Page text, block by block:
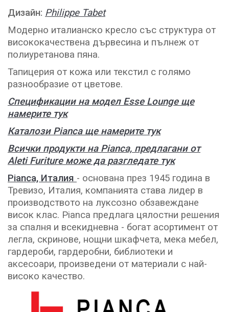
Дизайн: Philippe Tabet
Модерно италианско кресло със структура от
висококачествена дървесина и пълнеж от
полиуретанова пяна.
Тапицерия от кожа или текстил с голямо
разнообразие от цветове.
Спецификации на модел Esse Lounge ще
намерите тук
Каталози Pianca ще намерите тук
Всички продукти на Pianca, предлагани от
Aleti Furiture може да разгледате тук
Pianca, Италия - основана през 1945 година в
Тревизо, Италия, компанията става лидер в
производството на луксозно обзавеждане
висок клас. Pianca предлага цялостни решения
за спалня и всекидневна - богат асортимент от
легла, скринове, нощни шкафчета, мека мебел,
гардероби, гардеробни, библиотеки и
аксесоари, произведени от материали с най-
високо качество.